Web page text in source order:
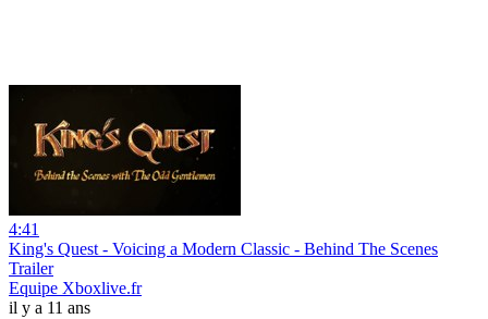
4:41
King's Quest - Voicing a Modern Classic - Behind The Scenes
Trailer
Equipe Xboxlive.fr
il y a 11 ans